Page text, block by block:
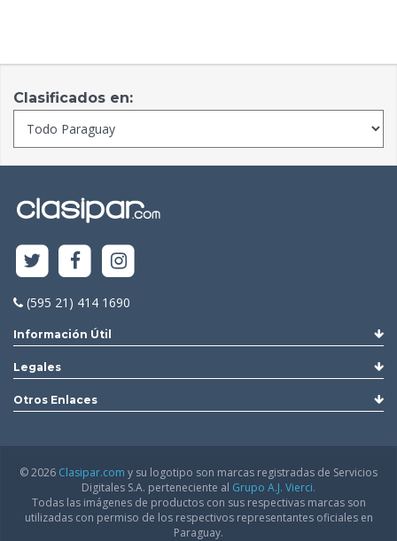
Clasificados en:
(595 21) 414 1690
Información Útil
Legales
Otros Enlaces
© 2026 Clasipar.com y su logotipo son marcas registradas de Servicios
Digitales S.A. perteneciente al Grupo A.J. Vierci.
Todas las imágenes de productos con sus respectivas marcas son
utilizadas con permiso de los respectivos representantes oficiales en
Paraguay.